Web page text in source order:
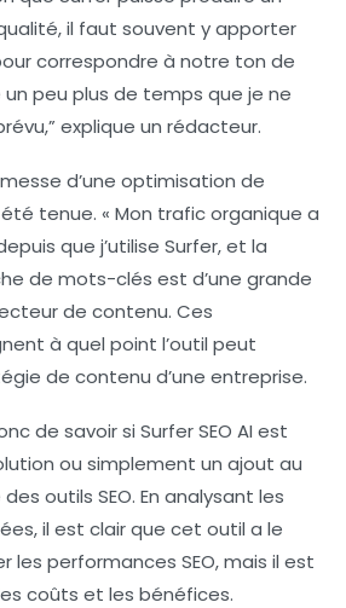
il faut souvent y apporter
correspondre à notre ton de
peu plus de temps que je ne
explique un rédacteur.
d’une optimisation de
tenue. « Mon trafic organique a
que j’utilise Surfer, et la
de mots-clés est d’une grande
de contenu. Ces
à quel point l’outil peut
de contenu d’une entreprise.
de savoir si Surfer SEO AI est
ou simplement un ajout au
outils SEO. En analysant les
il est clair que cet outil a le
les performances SEO, mais il est
coûts et les bénéfices.